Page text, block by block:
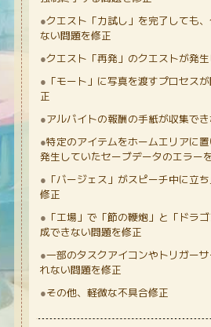
クエスト「力試し」を完了しても
ない問題を修正
クエスト「再発」のクエストが発
「モート」に写真を渡すプロセス
正
アルバイトの報酬の手紙が収集で
特定のアイテムをホームエリアに
発生していたセーブデータのエラー
「バージェス」がスピーチ中に立
修正
「工場」で「節の鞭炮」と「ドラ
成できない問題を修正
一部のタスクアイコンやトリガー
れない問題を修正
その他、軽微な不具合修正